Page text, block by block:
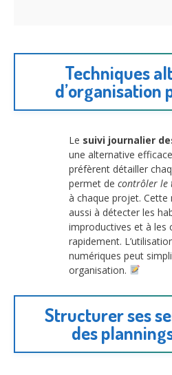
Techniques
d’organisation
Le suivi journalier
une alternative
préfèrent détailler
permet de contrôler le
à chaque projet. Cette
aussi à détecter les
improductives et à les
rapidement.
numériques peut
organisation.
Structurer ses
des